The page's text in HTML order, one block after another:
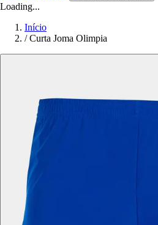
Loading...
Início
/ Curta Joma Olimpia